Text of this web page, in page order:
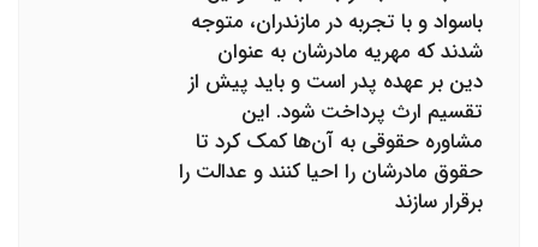
باسواد و با تجربه در مازندران، متوجه
شدند که مهریه مادرشان به عنوان
دین بر عهده پدر است و باید پیش از
تقسیم ارث پرداخت شود. این
مشاوره حقوقی به آن‌ها کمک کرد تا
حقوق مادرشان را احیا کنند و عدالت را
برقرار سازند